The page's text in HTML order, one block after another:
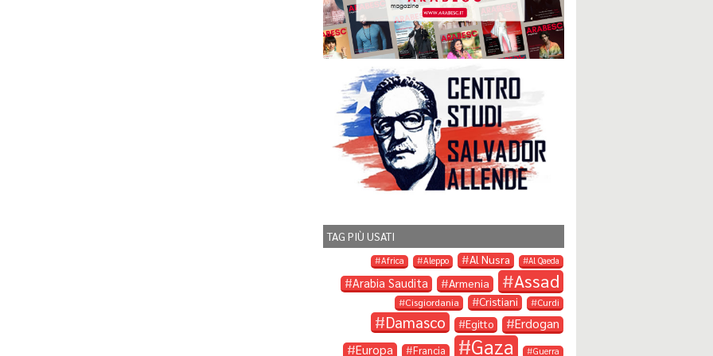
TAG PIÙ USATI
Africa Aleppo Al Nusra Al Qaeda
Arabia Saudita Armenia Assad
Cisgiordania Cristiani Curdi
Damasco Egitto
Erdogan
Europa
Francia Gaza Guerra